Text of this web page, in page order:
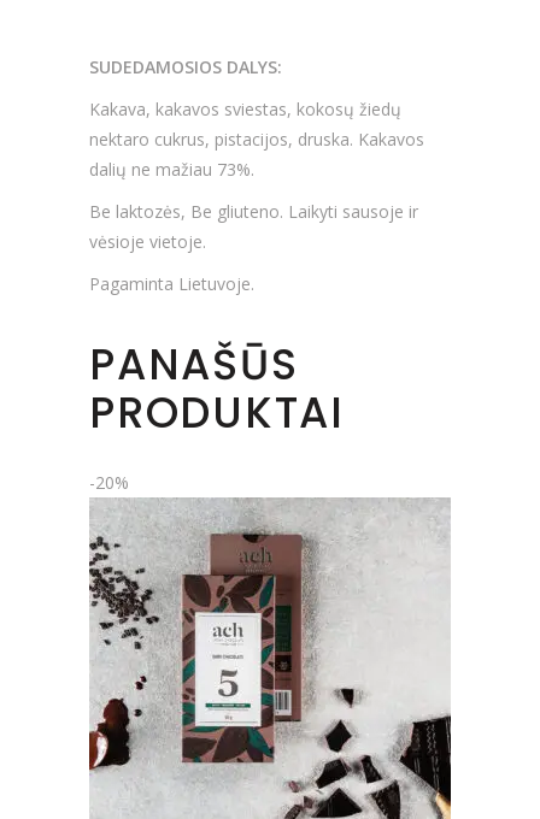
SUDEDAMOSIOS DALYS:
Kakava, kakavos sviestas, kokosų žiedų
nektaro cukrus, pistacijos, druska. Kakavos
dalių ne mažiau 73%.
Be laktozės, Be gliuteno. Laikyti sausoje ir
vėsioje vietoje.
Pagaminta Lietuvoje.
PANAŠŪS
PRODUKTAI
-20%
JUODASIS EKOLOGIŠKAS
ŠOKOLADAS
€4.90 €3.92